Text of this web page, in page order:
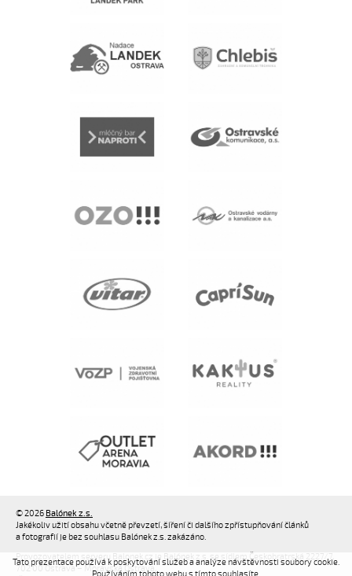
© 2026 Balónek z.s.
Jakékoliv užití obsahu včetně převzetí, šíření či dalšího zpřístupňování článků
a fotografií je bez souhlasu Balónek z.s. zakázáno.
Provozovatelem serveru Balonek.cz je Balónek z.s. se sídlem Českobratrská 2227/7,
702 00 Ostrava – Moravská Ostrava,
Tato prezentace používá k poskytování služeb a analýze návštěvnosti soubory cookie.